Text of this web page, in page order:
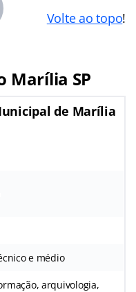
Volte ao topo!
Marília SP
de Marília
e médio
arquivologia,